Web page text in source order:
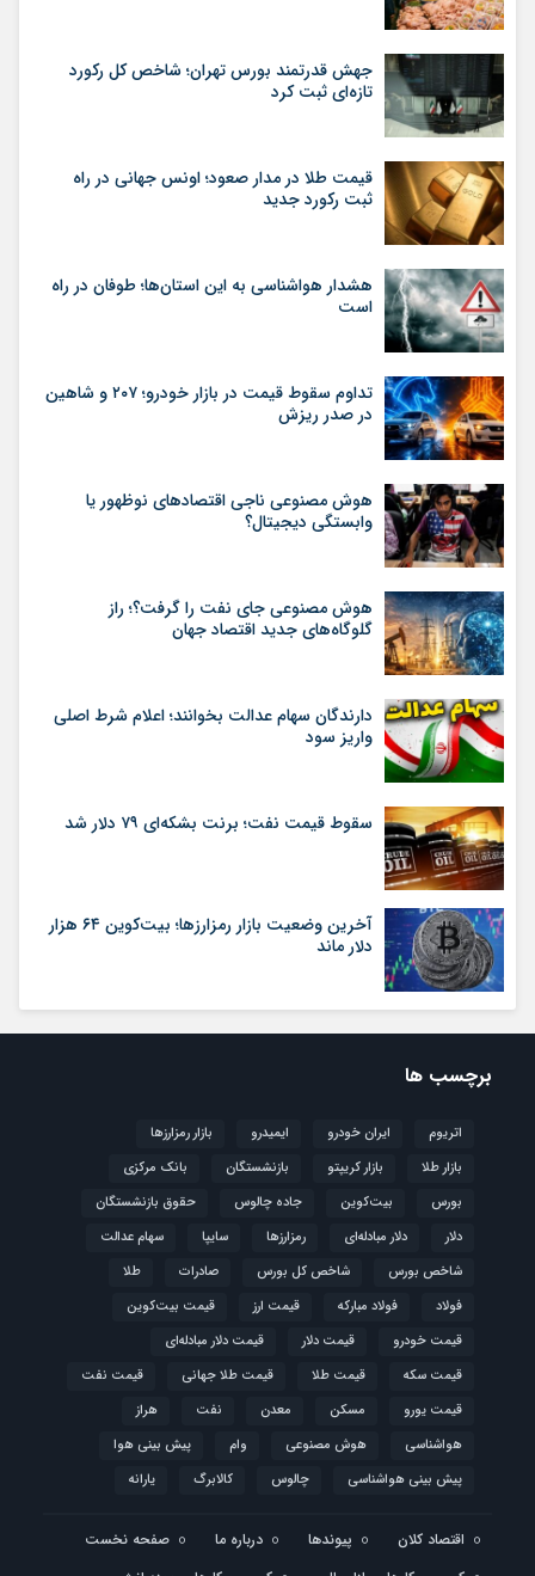
جهش قدرتمند بورس تهران؛ شاخص کل رکورد
تازه‌ای ثبت کرد
قیمت طلا در مدار صعود؛ اونس جهانی در راه
ثبت رکورد جدید
هشدار هواشناسی به این استان‌ها؛ طوفان در راه
است
تداوم سقوط قیمت در بازار خودرو؛ ۲۰۷ و شاهین
در صدر ریزش
هوش مصنوعی ناجی اقتصادهای نوظهور یا
وابستگی دیجیتال؟
هوش مصنوعی جای نفت را گرفت؟؛ راز
گلوگاه‌های جدید اقتصاد جهان
دارندگان سهام عدالت بخوانند؛ اعلام شرط اصلی
واریز سود
سقوط قیمت نفت؛ برنت بشکه‌ای ۷۹ دلار شد
آخرین وضعیت بازار رمزارزها؛ بیت‌کوین ۶۴ هزار
دلار ماند
برچسب ها
اتریوم ایران خودرو ایمیدرو
بازار رمزارزها
بازار طلا
بازار کریپتو بازنشستگان
بانک مرکزی
بورس
بیت‌کوین جاده چالوس
حقوق بازنشستگان
دلار
دلار مبادله‌ای رمزارزها سایپا
سهام عدالت
شاخص بورس
شاخص کل بورس صادرات
طلا
فولاد
فولاد مبارکه قیمت ارز
قیمت بیت‌کوین
قیمت خودرو
قیمت دلار
قیمت دلار مبادله‌ای
قیمت سکه
قیمت طلا قیمت طلا جهانی
قیمت نفت
قیمت یورو
مسکن معدن نفت
هراز
هواشناسی
هوش مصنوعی وام
پیش بینی هوا
پیش بینی هواشناسی
چالوس کالابرگ یارانه
اقتصاد کلان پیوندها درباره ما
صفحه نخست